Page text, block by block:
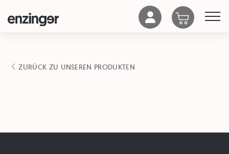
ZURÜCK ZU UNSEREN PRODUKTEN